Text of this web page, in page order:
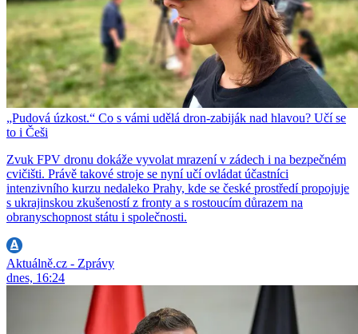
„Pudová úzkost.“ Co s vámi udělá dron-zabiják nad hlavou? Učí se
to i Češi
Zvuk FPV dronu dokáže vyvolat mrazení v zádech i na bezpečném
cvičišti. Právě takové stroje se nyní učí ovládat účastníci
intenzivního kurzu nedaleko Prahy, kde se české prostředí propojuje
s ukrajinskou zkušeností z fronty a s rostoucím důrazem na
obranyschopnost státu i společnosti.
Aktuálně.cz - Zprávy
dnes, 16:24